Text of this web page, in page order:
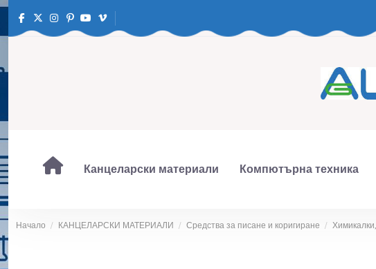
Канцеларски материали Компютърна техника
Начало КАНЦЕЛАРСКИ МАТЕРИАЛИ Средства за писане и коригиране